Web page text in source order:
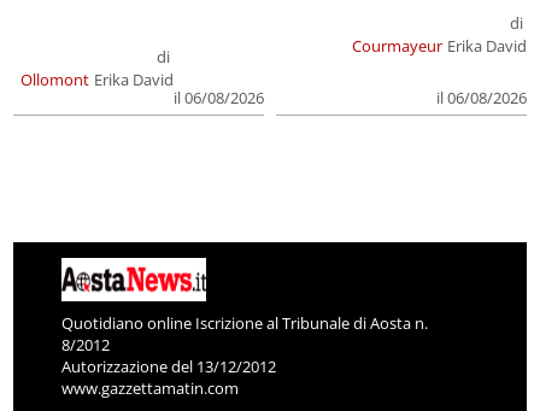
Ollomont
di
Erika David
il 06/08/2026
Courmayeur
di
Erika David
il 06/08/2026
Quotidiano online Iscrizione al Tribunale di Aosta n.
8/2012
Autorizzazione del 13/12/2012
www.gazzettamatin.com